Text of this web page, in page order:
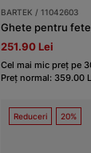
BARTEK / 11042603
Ghete pentru fete
251.90 Lei
Cel mai mic preț pe
Preț normal: 359.00
Reduceri 20%